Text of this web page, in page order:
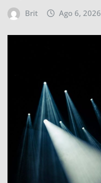
Brit Ago 6, 2026